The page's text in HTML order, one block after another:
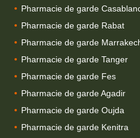
Pharmacie de garde
Pharmacie de garde Rabat
Pharmacie de garde
Pharmacie de garde Tanger
Pharmacie de garde Fes
Pharmacie de garde Agadir
Pharmacie de garde Oujda
Pharmacie de garde Kenitra